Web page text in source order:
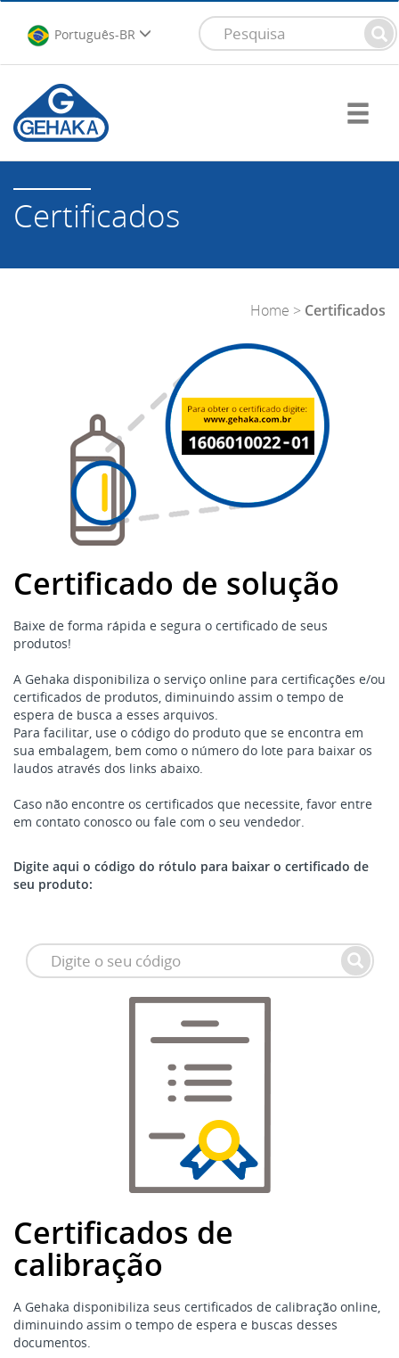
Português-BR
Certificados
Home > Certificados
Certificado de solução
Baixe de forma rápida e segura o certificado de seus
produtos!
A Gehaka disponibiliza o serviço online para certificações e/ou
certificados de produtos, diminuindo assim o tempo de
espera de busca a esses arquivos.
Para facilitar, use o código do produto que se encontra em
sua embalagem, bem como o número do lote para baixar os
laudos através dos links abaixo.
Caso não encontre os certificados que necessite, favor entre
em contato conosco ou fale com o seu vendedor.
Digite aqui o código do rótulo para baixar o certificado de
seu produto:
Certificados de
calibração
A Gehaka disponibiliza seus certificados de calibração online,
diminuindo assim o tempo de espera e buscas desses
documentos.